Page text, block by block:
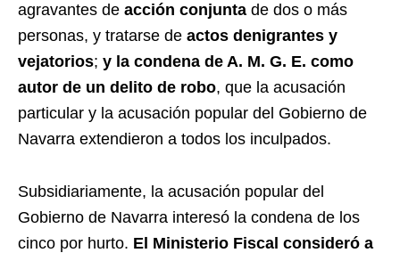
agravantes de acción conjunta de dos o más
personas, y tratarse de actos denigrantes y
vejatorios; y la condena de A. M. G. E. como
autor de un delito de robo, que la acusación
particular y la acusación popular del Gobierno de
Navarra extendieron a todos los inculpados.
Subsidiariamente, la acusación popular del
Gobierno de Navarra interesó la condena de los
cinco por hurto. El Ministerio Fiscal consideró a